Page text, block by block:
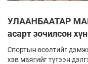
УЛААНБААТАР
асарт зочилсон
Спортын өсөлтийг
хэв маягийг түгээн